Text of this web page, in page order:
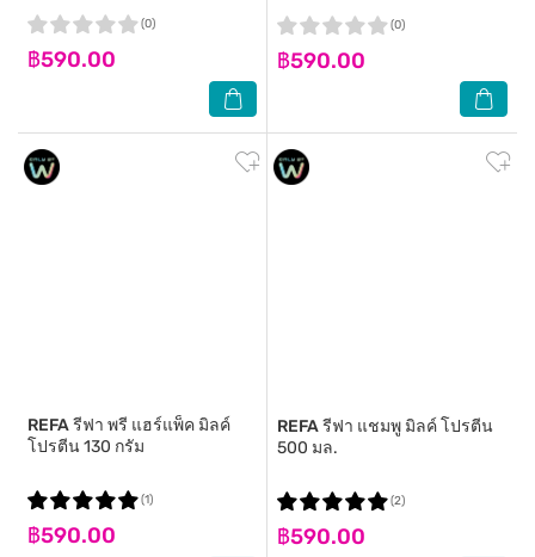
฿590.00
(0)
฿590.00
(0)
REFAรีฟา พรี แฮร์แพ็ค มิลค์
โปรตีน 130 กรัม
฿590.00
(1)
REFAรีฟา แชมพู มิลค์ โปรตีน
500 มล.
฿590.00
(2)